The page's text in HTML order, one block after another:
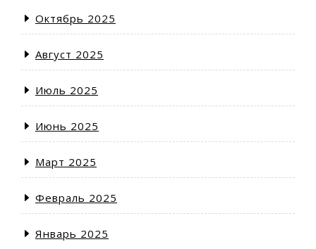
Октябрь 2025
Август 2025
Июль 2025
Июнь 2025
Март 2025
Февраль 2025
Январь 2025